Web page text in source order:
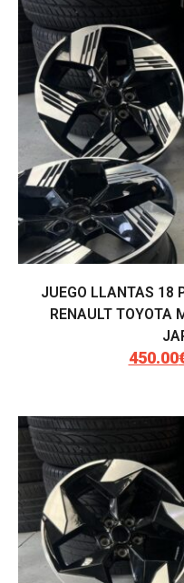
JUEGO LLANTAS 18
RENAULT TOYOTA
El
450.00